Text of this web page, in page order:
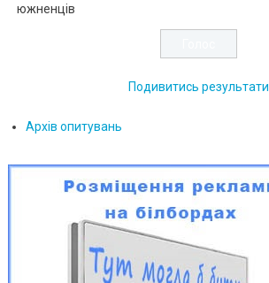
южненців
Подивитись результати
Архів опитувань